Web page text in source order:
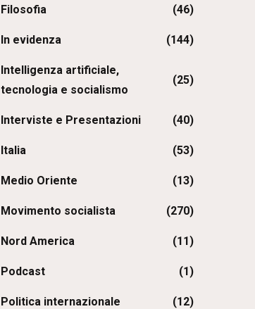
Filosofia (46)
In evidenza (144)
Intelligenza artificiale,
tecnologia e socialismo
(25)
Interviste e Presentazioni (40)
Italia (53)
Medio Oriente (13)
Movimento socialista (270)
Nord America (11)
Podcast (1)
Politica internazionale (12)